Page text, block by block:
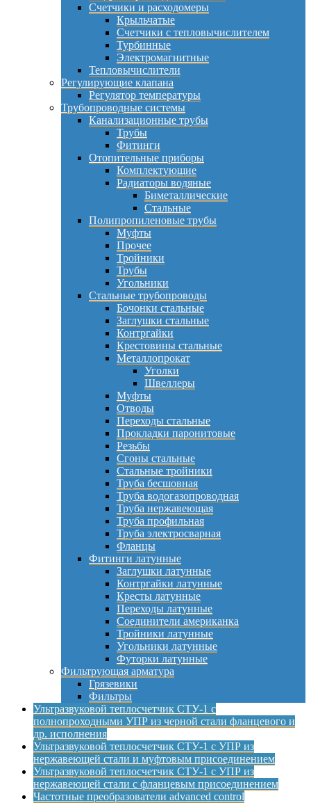
Счетчики и расходомеры
Крыльчатые
Счетчики с тепловычислителем
Турбинные
Электромагнитные
Тепловычислители
Регулирующие клапана
Регулятор температуры
Трубопроводные системы
Канализационные трубы
Трубы
Фитинги
Отопительные приборы
Комплектующие
Радиаторы водяные
Биметаллические
Стальные
Полипропиленовые трубы
Муфты
Прочее
Тройники
Трубы
Угольники
Стальные трубопроводы
Бочонки стальные
Заглушки стальные
Контргайки
Крестовины стальные
Металлопрокат
Уголки
Швеллеры
Муфты
Отводы
Переходы стальные
Прокладки паронитовые
Резьбы
Сгоны стальные
Стальные тройники
Труба бесшовная
Труба водогазопроводная
Труба нержавеющая
Труба профильная
Труба электросварная
Фланцы
Фитинги латунные
Заглушки латунные
Контргайки латунные
Кресты латунные
Переходы латунные
Соединители американка
Тройники латунные
Угольники латунные
Футорки латунные
Фильтрующая арматура
Грязевики
Фильтры
Ультразвуковой теплосчетчик СТУ-1 с
полнопроходными УПР из черной стали фланцевого и
др. исполнения
Ультразвуковой теплосчетчик СТУ-1 с УПР из
нержавеющей стали и муфтовым присоединением
Ультразвуковой теплосчетчик СТУ-1 с УПР из
нержавеющей стали с фланцевым присоединением
Частотные преобразователи advanced control